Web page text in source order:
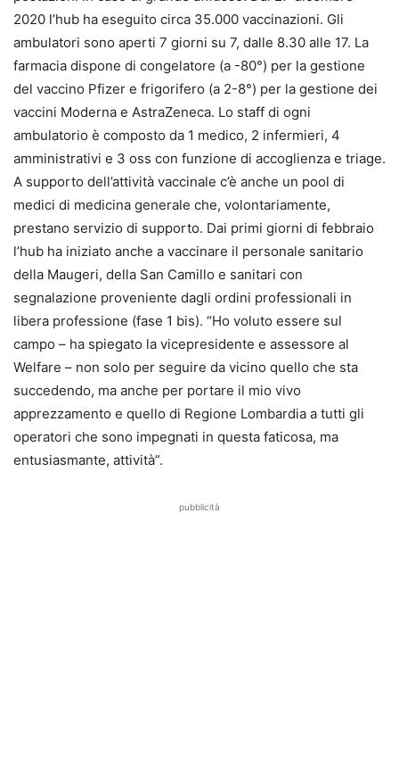
2020 l’hub ha eseguito circa 35.000 vaccinazioni. Gli
ambulatori sono aperti 7 giorni su 7, dalle 8.30 alle 17. La
farmacia dispone di congelatore (a -80°) per la gestione
del vaccino Pfizer e frigorifero (a 2-8°) per la gestione dei
vaccini Moderna e AstraZeneca. Lo staff di ogni
ambulatorio è composto da 1 medico, 2 infermieri, 4
amministrativi e 3 oss con funzione di accoglienza e triage.
A supporto dell’attività vaccinale c’è anche un pool di
medici di medicina generale che, volontariamente,
prestano servizio di supporto. Dai primi giorni di febbraio
l’hub ha iniziato anche a vaccinare il personale sanitario
della Maugeri, della San Camillo e sanitari con
segnalazione proveniente dagli ordini professionali in
libera professione (fase 1 bis). “Ho voluto essere sul
campo – ha spiegato la vicepresidente e assessore al
Welfare – non solo per seguire da vicino quello che sta
succedendo, ma anche per portare il mio vivo
apprezzamento e quello di Regione Lombardia a tutti gli
operatori che sono impegnati in questa faticosa, ma
entusiasmante, attività”.
pubblicità